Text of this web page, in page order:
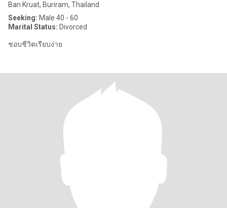
Ban Kruat, Buriram, Thailand
Seeking: Male 40 - 60
Marital Status: Divorced
ชอบชีวิตเรียบง่าย